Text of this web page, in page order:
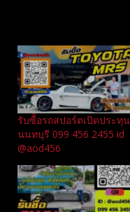
รับซื้อรถสปอร์ตเปิดประทุน
นนทบุรี 099 456 2455 id
@aod456